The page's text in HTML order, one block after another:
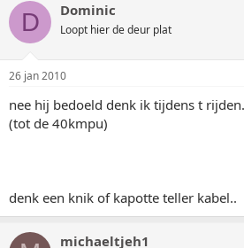
D Dominic
Loopt hier de deur plat
26 jan 2010
nee hij bedoeld denk ik tijdens t
(tot de 40kmpu)
denk een knik of kapotte teller kabel..
michaeltjeh1